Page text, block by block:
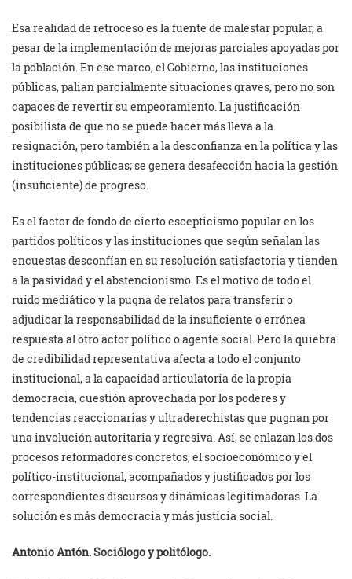
Esa realidad de retroceso es la fuente de malestar popular, a
pesar de la implementación de mejoras parciales apoyadas por
la población. En ese marco, el Gobierno, las instituciones
públicas, palian parcialmente situaciones graves, pero no son
capaces de revertir su empeoramiento. La justificación
posibilista de que no se puede hacer más lleva a la
resignación, pero también a la desconfianza en la política y las
instituciones públicas; se genera desafección hacia la gestión
(insuficiente) de progreso.
Es el factor de fondo de cierto escepticismo popular en los
partidos políticos y las instituciones que según señalan las
encuestas desconfían en su resolución satisfactoria y tienden
a la pasividad y el abstencionismo. Es el motivo de todo el
ruido mediático y la pugna de relatos para transferir o
adjudicar la responsabilidad de la insuficiente o errónea
respuesta al otro actor político o agente social. Pero la quiebra
de credibilidad representativa afecta a todo el conjunto
institucional, a la capacidad articulatoria de la propia
democracia, cuestión aprovechada por los poderes y
tendencias reaccionarias y ultraderechistas que pugnan por
una involución autoritaria y regresiva. Así, se enlazan los dos
procesos reformadores concretos, el socioeconómico y el
político-institucional, acompañados y justificados por los
correspondientes discursos y dinámicas legitimadoras. La
solución es más democracia y más justicia social.
Antonio Antón. Sociólogo y politólogo.